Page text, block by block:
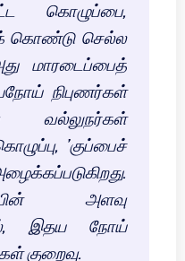
கொழுப்பை,
கொண்டு செல்ல
மாரடைப்பைத்
நிபுணர்கள்
வல்லுநர்கள்
’குப்பைச்
அளவு
இதய நோய்
குறைவு.